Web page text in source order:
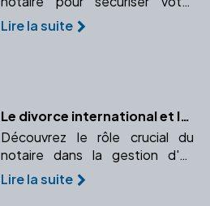
mariage et protéger vos
intérêts juridiques et financiers.
Lire la suite
Le divorce international et le rôle essentiel du notaire
Découvrez le rôle crucial du
notaire dans la gestion d'un
divorce international, de
l'application des conventions
Lire la suite